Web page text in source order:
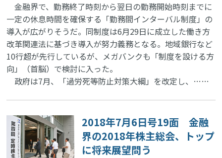
金融界で、勤務終了時刻から翌日の勤務開始時刻までに
一定の休息時間を確保する「勤務間インターバル制度」の
導入が広がりそうだ。同制度は6月29日に成立した働き方
改革関連法に基づき導入が努力義務となる。地域銀行など
10行超が先行しているが、メガバンクも「制度を設ける方
向」（首脳）で検討に入った。
政府は7月、「過労死等防止対策大綱」を改定し、……
2018年7月6日号19面 金融
界の2018年株主総会、トップ
に将来展望問う